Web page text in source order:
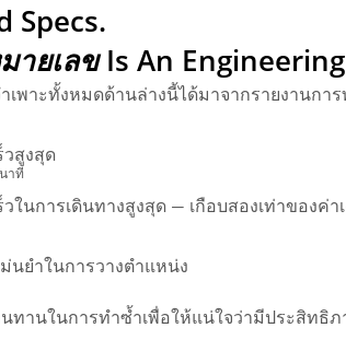
Specs.
ายเลขIs An
เพาะทั้งหมดด้านล่างนี้ได้มาจากรายงานกา
วสูงสุด
าที
วในการเดินทางสูงสุด — เกือบสองเท่าของ
นยำในการวางตำแหน่ง
ทานในการทำซ้ำเพื่อให้แน่ใจว่ามีประสิทธิ